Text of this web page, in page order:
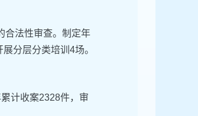
合法性审查。制定年
分层分类培训4场。
累计收案2328件，审